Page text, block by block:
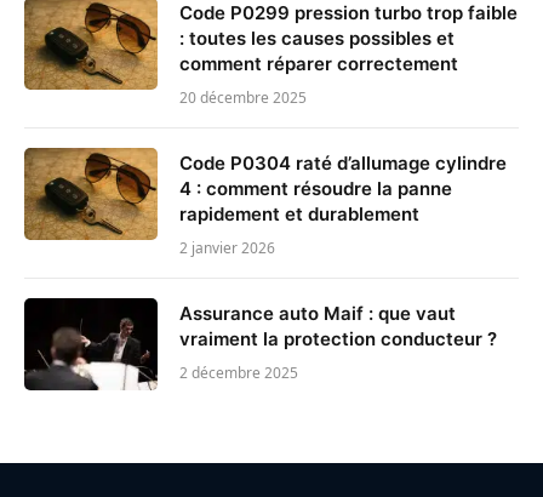
Code P0299 pression turbo trop faible
: toutes les causes possibles et
comment réparer correctement
20 décembre 2025
Code P0304 raté d’allumage cylindre
4 : comment résoudre la panne
rapidement et durablement
2 janvier 2026
Assurance auto Maif : que vaut
vraiment la protection conducteur ?
2 décembre 2025